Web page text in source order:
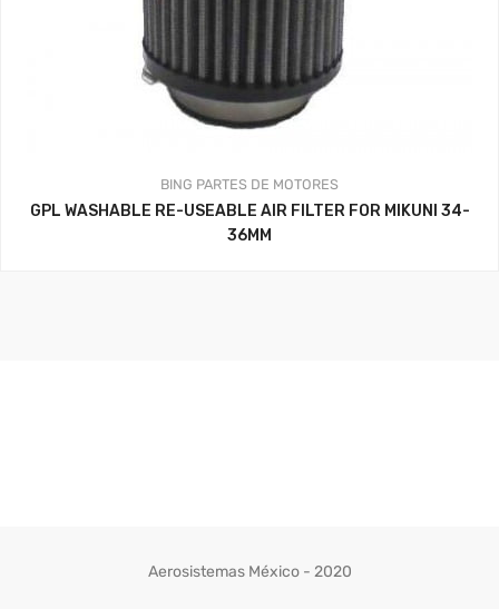
BING PARTES DE MOTORES
GPL WASHABLE RE-USEABLE AIR FILTER FOR MIKUNI 34-
36MM
Aerosistemas México - 2020